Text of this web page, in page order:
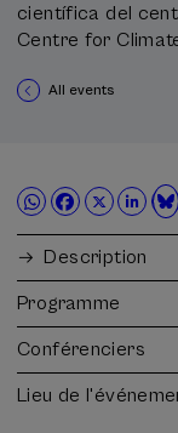
científica del
Centre for
All events
Description
Programme
Conférenciers
Lieu de